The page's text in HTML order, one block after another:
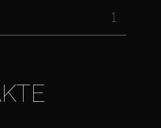
1